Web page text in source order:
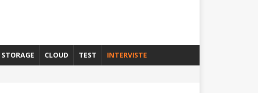
STORAGE CLOUD TEST INTERVISTE